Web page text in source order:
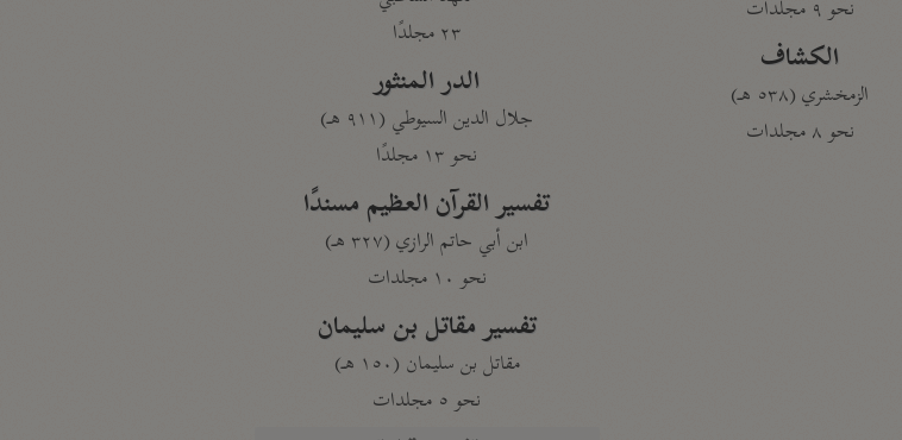
نحو ٩ مجلدات
الكشاف
الزمخشري (٥٣٨ هـ)
نحو ٨ مجلدات
٢٣ مجلدًا
الدر المنثور
جلال الدين السيوطي (٩١١ هـ)
نحو ١٣ مجلدًا
تفسير القرآن العظيم مسندًا
ابن أبي حاتم الرازي (٣٢٧ هـ)
نحو ١٠ مجلدات
تفسير مقاتل بن سليمان
مقاتل بن سليمان (١٥٠ هـ)
نحو ٥ مجلدات